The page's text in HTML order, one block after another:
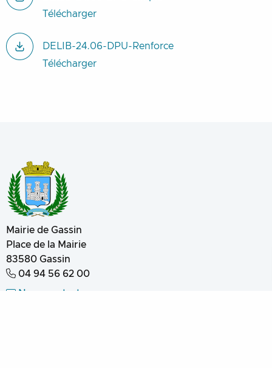
Télécharger
DELIB-24.06-DPU-Renforce
Télécharger
Mairie de Gassin
Place de la Mairie
83580 Gassin
04 94 56 62 00
Nous contacter